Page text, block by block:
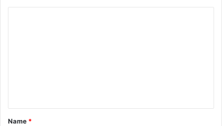
*
Name *